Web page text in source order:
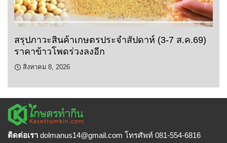
สรุปภาวะสินค้าเกษตรประจำสัปดาห์ (3-7 ส.ค.69)
ราคาข้าวโพดร่วงลงอีก
สิงหาคม 8, 2026
ติดต่อเรา dolmanus14@gmail.com โทรศัพท์ 081-554-6816